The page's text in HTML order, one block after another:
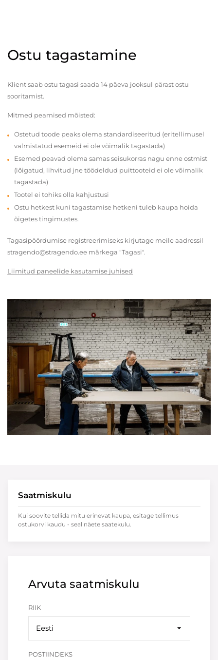
Ostu tagastamine
Klient saab ostu tagasi saada 14 päeva jooksul pärast ostu
sooritamist.
Mitmed peamised mõisted:
Ostetud toode peaks olema standardiseeritud (eritellimusel
valmistatud esemeid ei ole võimalik tagastada)
Esemed peavad olema samas seisukorras nagu enne ostmist
(lõigatud, lihvitud jne töödeldud puittooteid ei ole võimalik
tagastada)
Tootel ei tohiks olla kahjustusi
Ostu hetkest kuni tagastamise hetkeni tuleb kaupa hoida
õigetes tingimustes.
Tagasipöördumise registreerimiseks kirjutage meile aadressil
stragendo@stragendo.ee märkega "Tagasi".
Liimitud paneelide kasutamise juhised
Arvuta saatmiskulu
RIIK
Eesti
POSTIINDEKS
Saatmiskulu
Kui soovite tellida mitu erinevat kaupa, esitage tellimus
ostukorvi kaudu - seal näete saatekulu.